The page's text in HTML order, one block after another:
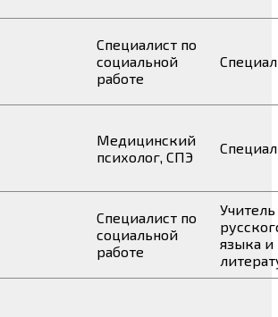
Специалист по
социальной
работе
Медицинский
психолог, СПЭ
Cпециалист по
социальной
работе
Учитель
языка и